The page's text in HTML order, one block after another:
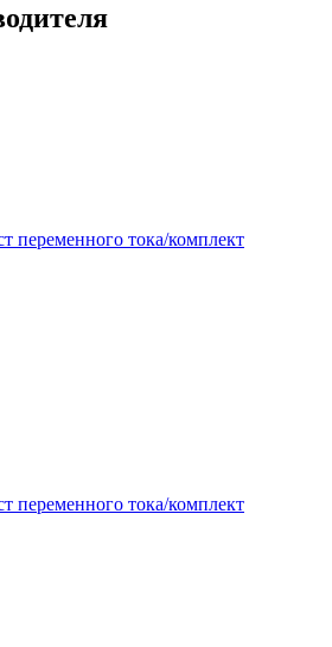
переменного тока/комплект
переменного тока/комплект